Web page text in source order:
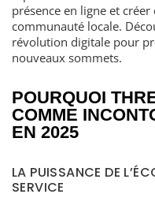
présence en ligne et
communauté locale.
révolution digitale pour
nouveaux sommets.
POURQUOI
COMME
EN 2025
LA PUISSANCE DE
SERVICE